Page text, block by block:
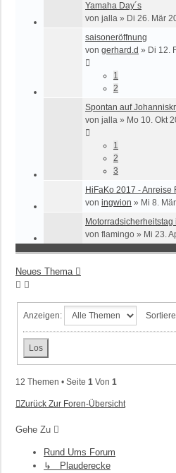
Yamaha Day´s
von jalla » Di 26. Mär
saisoneröffnung
von gerhard.d » Di 12.
1
2
Spontan auf
von jalla » Mo 10. Okt
1
2
3
HiFaKo 2017 -
von ingwion » Mi 8.
von flamingo » Mi 23.
Neues Thema
Anzeigen:
12 Themen • Seite 1 Von 1
Zurück Zur Foren-Übersicht
Gehe Zu
Rund Ums Forum
↳ Plauderecke